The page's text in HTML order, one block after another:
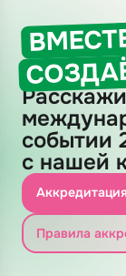
событии
с нашей
Правила